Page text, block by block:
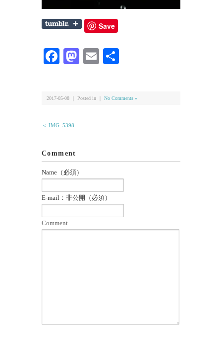
Save
Facebook
Mastodon
Email
2017-05-08 ｜ Posted in ｜ No Comments »
＜ IMG_5398
Comment
Name（必須）
E-mail：非公開（必須）
Comment